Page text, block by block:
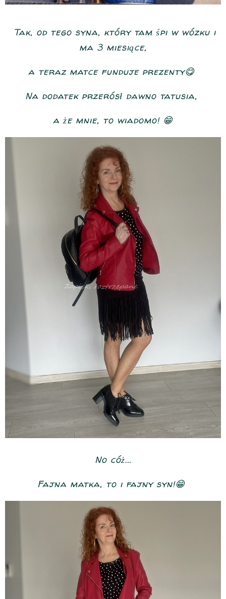
Tak, od tego syna, który tam śpi w wózku i
ma 3 miesiące,
a teraz matce funduje prezenty😋
Na dodatek przerósł dawno tatusia,
a że mnie, to wiadomo! 😁
No cóż...
Fajna matka, to i fajny syn!😁